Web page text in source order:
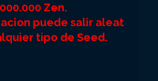
Zen.
puede salir aleat
tipo de Seed.